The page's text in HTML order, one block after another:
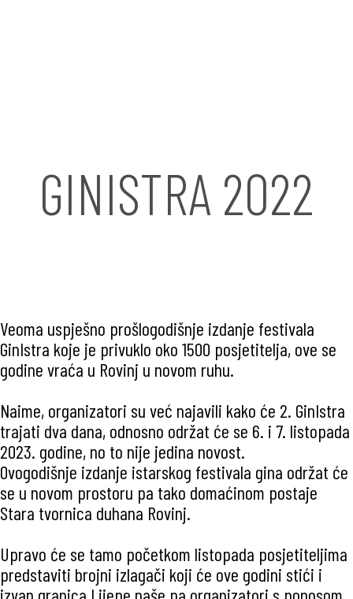
GINISTRA 2022
Veoma uspješno prošlogodišnje izdanje festivala
GinIstra koje je privuklo oko 1500 posjetitelja, ove se
godine vraća u Rovinj u novom ruhu.
Naime, organizatori su već najavili kako će 2. GinIstra
trajati dva dana, odnosno održat će se 6. i 7. listopada
2023. godine, no to nije jedina novost.
Ovogodišnje izdanje istarskog festivala gina održat će
se u novom prostoru pa tako domaćinom postaje
Stara tvornica duhana Rovinj.
Upravo će se tamo početkom listopada posjetiteljima
predstaviti brojni izlagači koji će ove godini stići i
izvan granica Lijepe naše pa organizatori s ponosom